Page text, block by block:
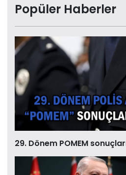
Popüler Haberler
29. Dönem POMEM